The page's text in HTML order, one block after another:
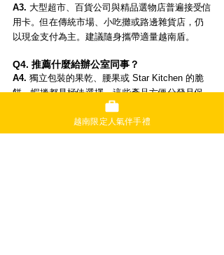
A3. 大型超市、百貨公司與精品選物店普遍接受信
用卡。但在傳統市場、小吃攤或路邊雜貨店，仍
以現金支付為主。建議隨身攜帶適量越南盾。
Q4. 推薦什麼給辦公室同事？
A4. 獨立包裝的果乾、腰果或 Star Kitchen 的脆
餅、蝦捲都是極佳選擇。這些產品方便分發且保
總結：用一份完美的伴手禮，延續
越南限定人氣伴手禮